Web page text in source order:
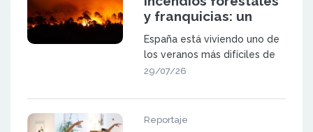
y franquicias: un
sector a prueba
España está viviendo uno de
los veranos más difíciles de
las últimas décadas. Los in
29/07/26
Reportaje